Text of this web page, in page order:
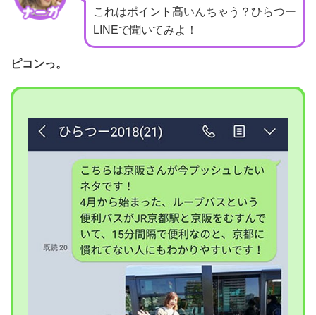
これはポイント高いんちゃう？ひらつー
LINEで聞いてみよ！
ピコンっ。